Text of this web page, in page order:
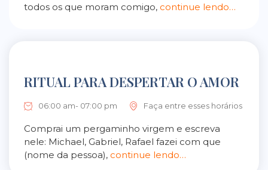
todos os que moram comigo, continue lendo…
RITUAL PARA DESPERTAR O AMOR
06:00 am- 07:00 pm Faça entre esses horários
Comprai um pergaminho virgem e escreva
nele: Michael, Gabriel, Rafael fazei com que
(nome da pessoa), continue lendo…